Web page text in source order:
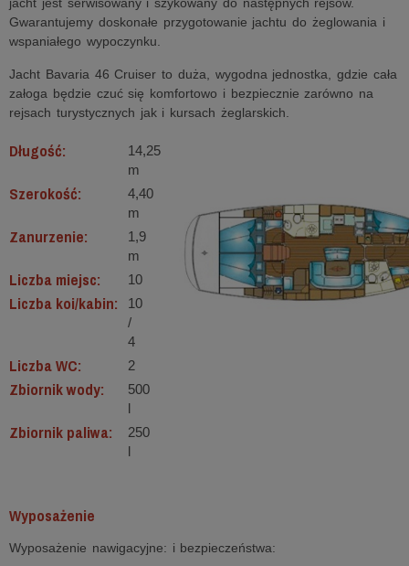
Gwarantujemy doskonałe przygotowanie jachtu do żeglowania i
wspaniałego wypoczynku.
Jacht Bavaria 46 Cruiser to duża, wygodna jednostka, gdzie cała
załoga będzie czuć się komfortowo i bezpiecznie zarówno na
rejsach turystycznych jak i kursach żeglarskich.
Długość:
14,25
m
Szerokość:
4,40
m
Zanurzenie:
1,9
m
Liczba miejsc: 10
Liczba koi/kabin:
10
/
4
Liczba WC: 2
Zbiornik wody:
500
l
Zbiornik paliwa:
250
l
Wyposażenie
Wyposażenie nawigacyjne: i bezpieczeństwa: